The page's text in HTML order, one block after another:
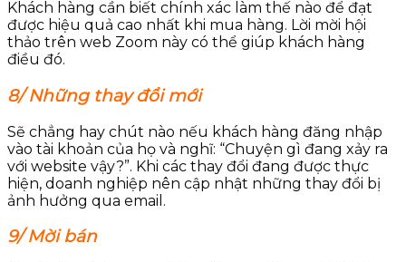
Khách hàng cần biết chính xác làm thế nào để đạt
được hiệu quả cao nhất khi mua hàng. Lời mời hội
thảo trên web Zoom này có thể giúp khách hàng
điều đó.
8/ Những thay đổi mới
Sẽ chẳng hay chút nào nếu khách hàng đăng nhập
vào tài khoản của họ và nghĩ: “Chuyện gì đang xảy ra
với website vậy?”. Khi các thay đổi đang được thực
hiện, doanh nghiệp nên cập nhật những thay đổi bị
ảnh hưởng qua email.
9/ Mời bán